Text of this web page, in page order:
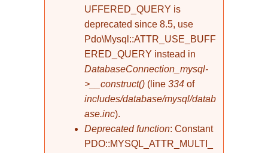
UFFERED_QUERY is
deprecated since 8.5, use
Pdo\Mysql::ATTR_USE_BUFF
ERED_QUERY instead in
DatabaseConnection_mysql-
>__construct() (line 334 of
includes/database/mysql/datab
ase.inc).
Deprecated function: Constant
PDO::MYSQL_ATTR_MULTI_